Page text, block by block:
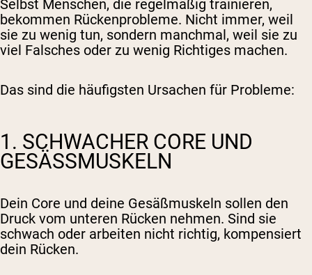
Selbst Menschen, die regelmäßig trainieren,
bekommen Rückenprobleme. Nicht immer, weil
sie zu wenig tun, sondern manchmal, weil sie zu
viel Falsches oder zu wenig Richtiges machen.
Das sind die häufigsten Ursachen für Probleme:
1. SCHWACHER CORE UND
GESÄSSMUSKELN
Dein Core und deine Gesäßmuskeln sollen den
Druck vom unteren Rücken nehmen. Sind sie
schwach oder arbeiten nicht richtig, kompensiert
dein Rücken.